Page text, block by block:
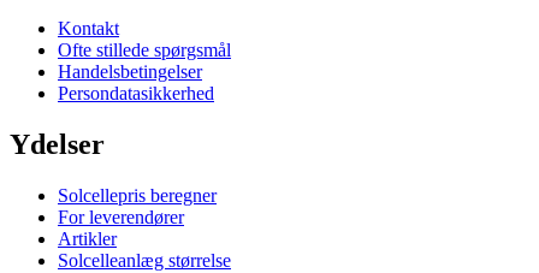
Kontakt
Ofte stillede spørgsmål
Handelsbetingelser
Persondatasikkerhed
Ydelser
Solcellepris beregner
For leverendører
Artikler
Solcelleanlæg størrelse